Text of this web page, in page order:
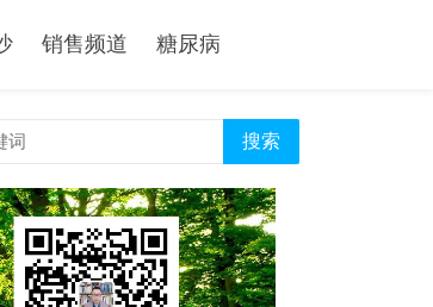
销售频道 糖尿病
搜索